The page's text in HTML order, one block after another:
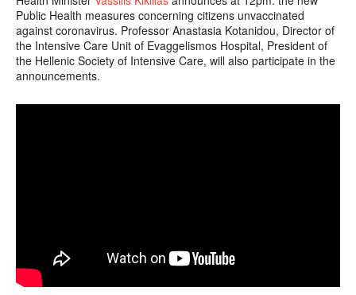
Public Health measures concerning citizens unvaccinated
against coronavirus. Professor Anastasia Kotanidou, Director of
the Intensive Care Unit of Evaggelismos Hospital, President of
the Hellenic Society of Intensive Care, will also participate in the
announcements.